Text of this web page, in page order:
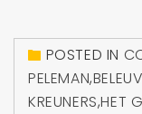
POSTED IN
PELEMAN,
KREUNERS,HET